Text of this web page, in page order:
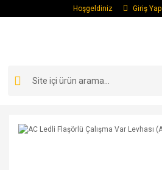
Hoşgeldiniz Giriş Yap